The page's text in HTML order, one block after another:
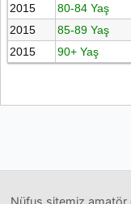
2015
80-84 Yaş
2015
85-89 Yaş
2015
90+ Yaş
Nüfus sitemiz amatör